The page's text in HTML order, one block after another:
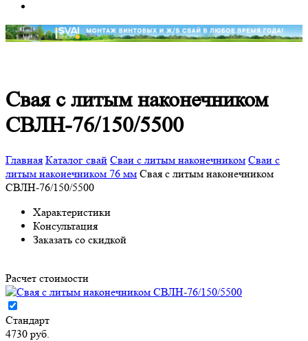
Свая с литым наконечником
СВЛН-76/150/5500
Главная Каталог свай Сваи с литым наконечником Сваи с
литым наконечником 76 мм Свая с литым наконечником
СВЛН-76/150/5500
Характеристики
Консультация
Заказать со скидкой
Расчет стоимости
Стандарт
4730 руб.